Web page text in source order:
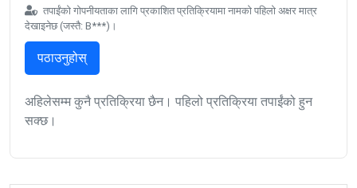
तपाईंको गोपनीयताका लागि प्रकाशित प्रतिक्रियामा नामको पहिलो अक्षर मात्र
देखाइनेछ (जस्तै: B***)।
पठाउनुहोस्
अहिलेसम्म कुनै प्रतिक्रिया छैन। पहिलो प्रतिक्रिया तपाईंको हुन
सक्छ।